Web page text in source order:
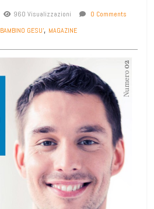
960 Visualizzazioni
0 Comments
BAMBINO GESU', MAGAZINE